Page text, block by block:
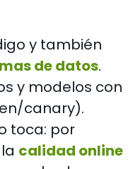
y también
de datos.
y modelos con
canary).
toca: por
calidad online